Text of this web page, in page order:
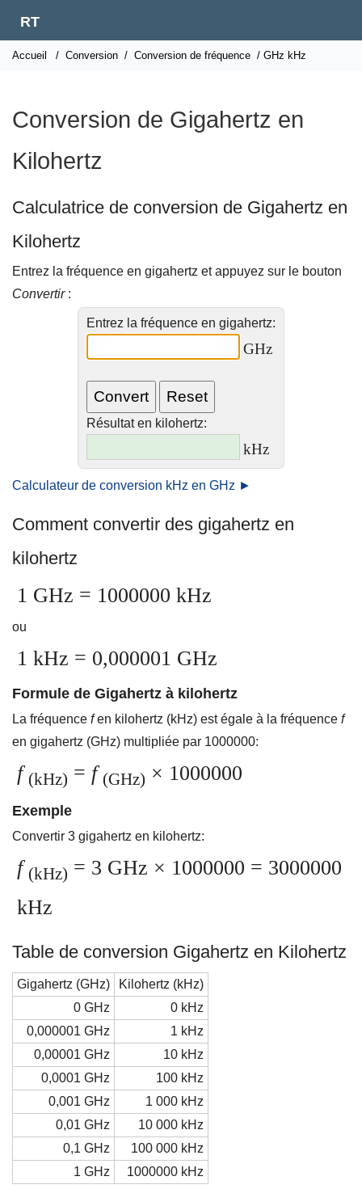
RT
Accueil / Conversion / Conversion de fréquence / GHz kHz
Conversion de Gigahertz en
Kilohertz
Calculatrice de conversion de Gigahertz en
Kilohertz
Entrez la fréquence en gigahertz et appuyez sur le bouton
Convertir:
Entrez la fréquence en gigahertz:
GHz
Résultat en kilohertz:
kHz
Calculateur de conversion kHz en GHz ►
Comment convertir des gigahertz en
kilohertz
1 GHz = 1000000 kHz
ou
1 kHz = 0,000001 GHz
Formule de Gigahertz à kilohertz
La fréquence fen kilohertz (kHz) est égale à la fréquence f
en gigahertz (GHz) multipliée par 1000000:
f(kHz) = f(GHz) × 1000000
Exemple
Convertir 3 gigahertz en kilohertz:
f(kHz) = 3 GHz × 1000000 = 3000000
kHz
Table de conversion Gigahertz en Kilohertz
Gigahertz (GHz)
Kilohertz (kHz)
0 GHz
0 kHz
0,000001 GHz
1 kHz
0,00001 GHz
10 kHz
0,0001 GHz
100 kHz
0,001 GHz
1 000 kHz
0,01 GHz
10 000 kHz
0,1 GHz
100 000 kHz
1 GHz
1000000 kHz